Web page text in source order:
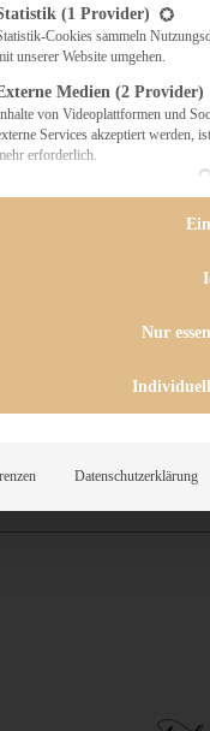
(1 Provider)
Cookies sammeln
unserer Website umgehen.
Medien (2 Provider)
von Videoplattformen und
Services akzeptiert werden,
erforderlich.
Nur
Datenschutzerklärung